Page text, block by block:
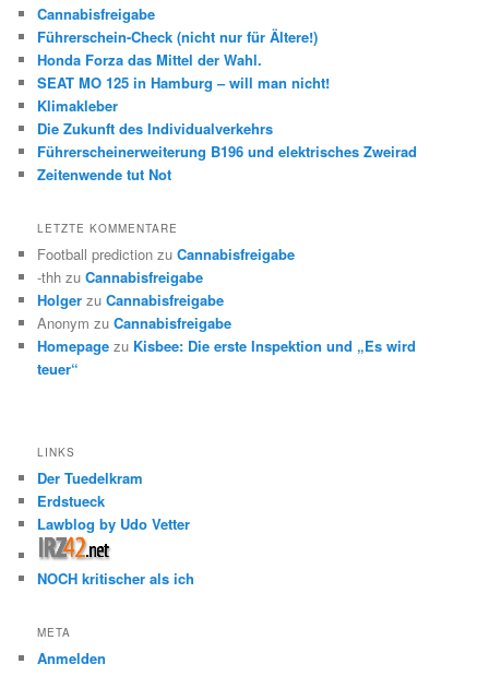
Cannabisfreigabe
Führerschein-Check (nicht nur für Ältere!)
Honda Forza das Mittel der Wahl.
SEAT MO 125 in Hamburg – will man nicht!
Klimakleber
Die Zukunft des Individualverkehrs
Führerscheinerweiterung B196 und elektrisches Zweirad
Zeitenwende tut Not
LETZTE KOMMENTARE
Football prediction zuCannabisfreigabe
-thh zuCannabisfreigabe
Holger zuCannabisfreigabe
Anonym zuCannabisfreigabe
Homepage zu Kisbee: Die erste Inspektion und „Es wird
teuer“
LINKS
Der Tuedelkram
Erdstueck
Lawblog by Udo Vetter
NOCH kritischer als ich
META
Anmelden